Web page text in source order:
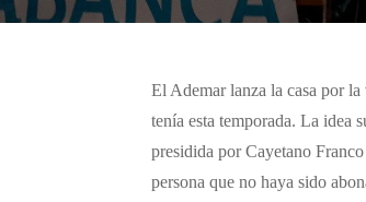
El Ademar lanza la casa por
tenía esta temporada. La idea
presidida por Cayetano
persona que no haya sido